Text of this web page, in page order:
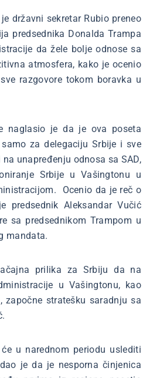
državni sekretar Rubio preneo
predsednika Donalda Trampa
da žele bolje odnose sa
atmosfera, kako je ocenio
razgovore tokom boravka u
naglasio je da je ova poseta
za delegaciju Srbije i sve
unapređenju odnosa sa SAD,
Srbije u Vašingtonu u
Ocenio da je reč o
predsednik Aleksandar Vučić
sa predsednikom Trampom u
mandata.
prilika za Srbiju da na
u Vašingtonu, kao
započne stratešku saradnju sa
u narednom periodu uslediti
je da je nesporna činjenica